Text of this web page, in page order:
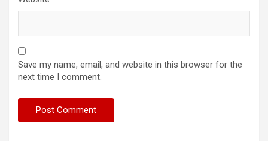
Save my name, email, and website in this browser for the
next time I comment.